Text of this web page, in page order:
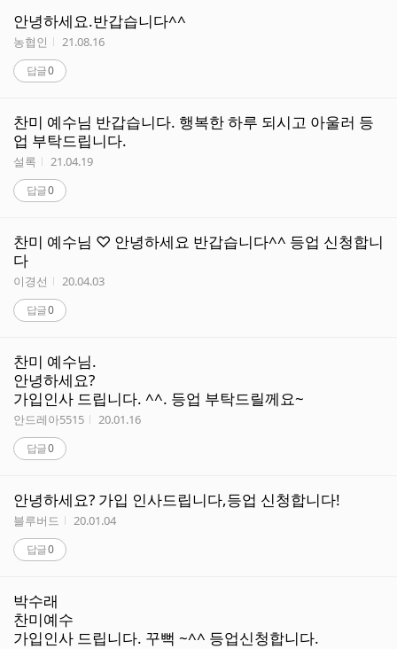
안녕하세요.반갑습니다^^
작성자
농협인 작성시간
21.08.16
답글0
찬미 예수님 반갑습니다. 행복한 하루 되시고 아울러 등
업 부탁드립니다.
작성자
설록 작성시간
21.04.19
답글0
찬미 예수님 ♡ 안녕하세요 반갑습니다^^ 등업 신청합니
다
작성자
이경선 작성시간
20.04.03
답글0
찬미 예수님.
안녕하세요?
가입인사 드립니다. ^^. 등업 부탁드릴께요~
작성자
안드레아5515 작성시간
20.01.16
답글0
안녕하세요? 가입 인사드립니다,등업 신청합니다!
작성자
블루버드 작성시간
20.01.04
답글0
박수래
찬미예수
가입인사 드립니다. 꾸뻑 ~^^ 등업신청합니다.